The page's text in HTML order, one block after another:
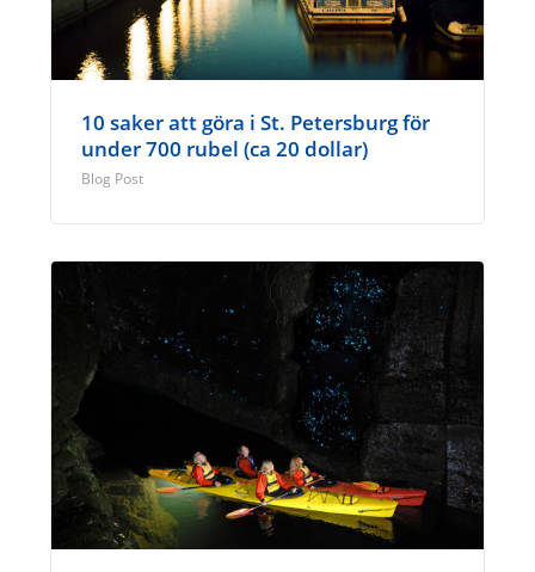
10 saker att göra i St. Petersburg för
under 700 rubel (ca 20 dollar)
Blog Post